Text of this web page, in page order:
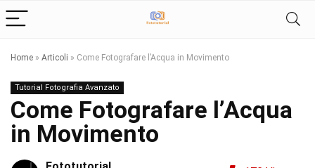
Home » Articoli » Come Fotografare l’Acqua in Movimento
Tutorial Fotografia Avanzato
Come Fotografare l’Acqua
in Movimento